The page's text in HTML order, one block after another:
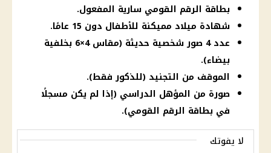
بطاقة الرقم القومي سارية المفعول.
شهادة ميلاد مميكنة للأطفال دون 15 عامًا.
عدد 4 صور شخصية حديثة (مقاس 4×6 بخلفية
بيضاء).
الموقف من التجنيد (للذكور فقط).
صورة من المؤهل الدراسي (إذا لم يكن مسجلًا
في بطاقة الرقم القومي).
لا يفوتك